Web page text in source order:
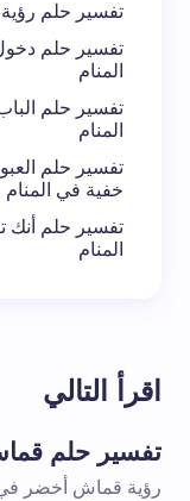
تفسير حلم
تفسير حلم
المنام
تفسير حلم
المنام
تفسير حلم
خفية في المنام
تفسير حلم أنك
المنام
اقرأ التالي
تفسير حلم
رؤية قماش أخضر في